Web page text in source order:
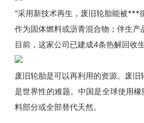
“采用新技术再生，废旧轮胎能被***
作为固体燃料或沥青混合物；伴生
目前，这家公司已建成4条热解回收
废旧轮胎是可以再利用的资源。废
是世界性的难题。中国是全球使用
料部分或全部替代天然。